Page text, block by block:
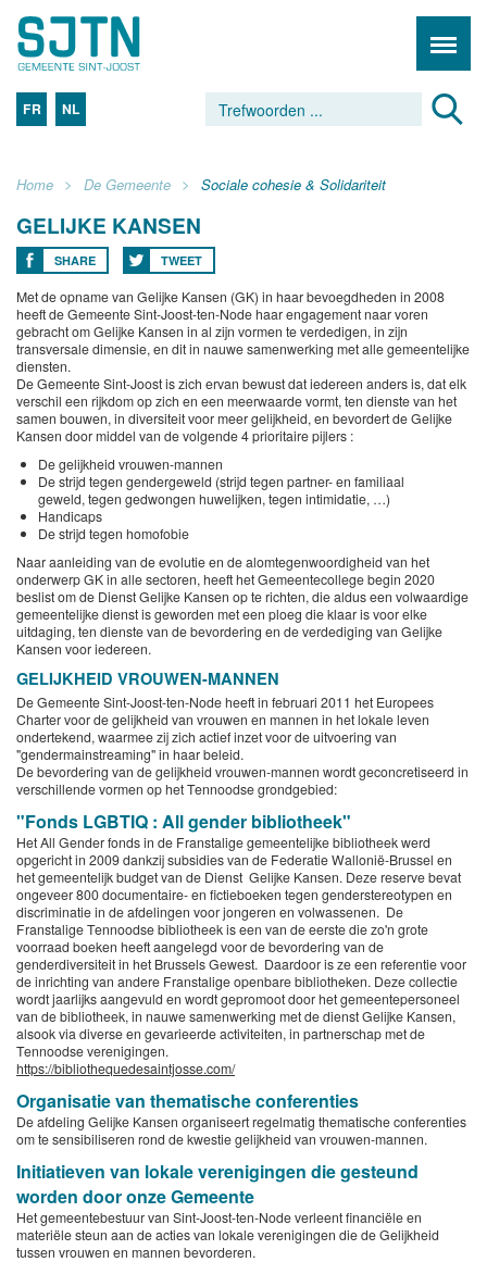
FR NL
Home De Gemeente Sociale cohesie & Solidariteit
GELIJKE KANSEN
SHARE TWEET
Met de opname van Gelijke Kansen (GK) in haar bevoegdheden in 2008
heeft de Gemeente Sint-Joost-ten-Node haar engagement naar voren
gebracht om Gelijke Kansen in al zijn vormen te verdedigen, in zijn
transversale dimensie, en dit in nauwe samenwerking met alle gemeentelijke
diensten.
De Gemeente Sint-Joost is zich ervan bewust dat iedereen anders is, dat elk
verschil een rijkdom op zich en een meerwaarde vormt, ten dienste van het
samen bouwen, in diversiteit voor meer gelijkheid, en bevordert de Gelijke
Kansen door middel van de volgende 4 prioritaire pijlers :
De gelijkheid vrouwen-mannen
De strijd tegen gendergeweld (strijd tegen partner- en familiaal
geweld, tegen gedwongen huwelijken, tegen intimidatie, …)
Handicaps
De strijd tegen homofobie
Naar aanleiding van de evolutie en de alomtegenwoordigheid van het
onderwerp GK in alle sectoren, heeft het Gemeentecollege begin 2020
beslist om de Dienst Gelijke Kansen op te richten, die aldus een volwaardige
gemeentelijke dienst is geworden met een ploeg die klaar is voor elke
uitdaging, ten dienste van de bevordering en de verdediging van Gelijke
Kansen voor iedereen.
GELIJKHEID VROUWEN-MANNEN
De Gemeente Sint-Joost-ten-Node heeft in februari 2011 het Europees
Charter voor de gelijkheid van vrouwen en mannen in het lokale leven
ondertekend, waarmee zij zich actief inzet voor de uitvoering van
"gendermainstreaming" in haar beleid.
De bevordering van de gelijkheid vrouwen-mannen wordt geconcretiseerd in
verschillende vormen op het Tennoodse grondgebied:
"Fonds LGBTIQ : All gender bibliotheek"
Het All Gender fonds in de Franstalige gemeentelijke bibliotheek werd
opgericht in 2009 dankzij subsidies van de Federatie Wallonië-Brussel en
het gemeentelijk budget van de Dienst Gelijke Kansen. Deze reserve bevat
ongeveer 800 documentaire- en fictieboeken tegen genderstereotypen en
discriminatie in de afdelingen voor jongeren en volwassenen. De
Franstalige Tennoodse bibliotheek is een van de eerste die zo'n grote
voorraad boeken heeft aangelegd voor de bevordering van de
genderdiversiteit in het Brussels Gewest. Daardoor is ze een referentie voor
de inrichting van andere Franstalige openbare bibliotheken. Deze collectie
wordt jaarlijks aangevuld en wordt gepromoot door het gemeentepersoneel
van de bibliotheek, in nauwe samenwerking met de dienst Gelijke Kansen,
alsook via diverse en gevarieerde activiteiten, in partnerschap met de
Tennoodse verenigingen.
https://bibliothequedesaintjosse.com/
Organisatie van thematische conferenties
De afdeling Gelijke Kansen organiseert regelmatig thematische conferenties
om te sensibiliseren rond de kwestie gelijkheid van vrouwen-mannen.
Initiatieven van lokale verenigingen die gesteund
worden door onze Gemeente
Het gemeentebestuur van Sint-Joost-ten-Node verleent financiële en
materiële steun aan de acties van lokale verenigingen die de Gelijkheid
tussen vrouwen en mannen bevorderen.